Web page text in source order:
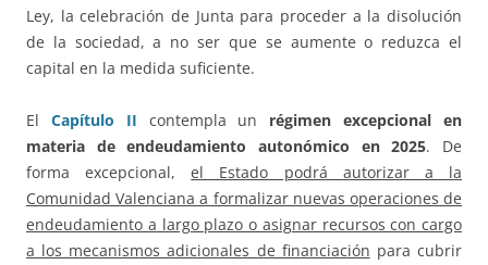
Ley, la celebración de Junta para proceder a la disolución
de la sociedad, a no ser que se aumente o reduzca el
capital en la medida suficiente.
El Capítulo II contempla un régimen excepcional en
materia de endeudamiento autonómico en 2025. De
forma excepcional,el Estado podrá autorizar a la
Comunidad Valenciana a formalizar nuevas operaciones de
endeudamiento a largo plazo o asignar recursos con cargo
a los mecanismos adicionales de financiación para cubrir